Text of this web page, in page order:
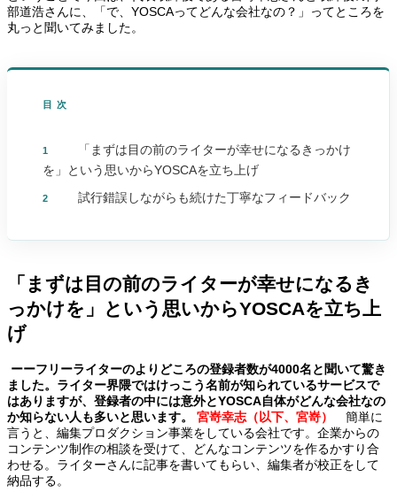
部道浩さんに、「で、YOSCAってどんな会社なの？」ってところを
丸っと聞いてみました。
目次
1
「まずは目の前のライターが幸せになるきっかけ
を」という思いからYOSCAを立ち上げ
2 試行錯誤しながらも続けた丁寧なフィードバック
「まずは目の前のライターが幸せになるき
っかけを」という思いからYOSCAを立ち上
げ
ーーフリーライターのよりどころの登録者数が4000名と聞いて驚き
ました。ライター界隈ではけっこう名前が知られているサービスで
はありますが、登録者の中には意外とYOSCA自体がどんな会社なの
か知らない人も多いと思います。
宮嵜幸志（以下、宮嵜）
簡単に
言うと、編集プロダクション事業をしている会社です。企業からの
コンテンツ制作の相談を受けて、どんなコンテンツを作るかすり合
わせる。ライターさんに記事を書いてもらい、編集者が校正をして
納品する。